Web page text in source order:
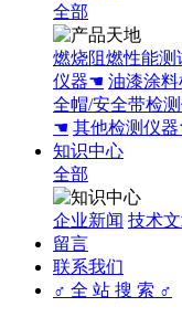
全部
燃烧阻燃性能
仪器☚ 油漆涂
全帽/安全带检
☚ 其他检测仪
知识中心
全部
企业新闻 技术
留言
联系我们
♂ 全 站 搜 索 ♂